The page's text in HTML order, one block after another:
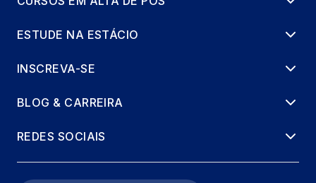
ESTUDE NA ESTÁCIO
INSCREVA-SE
BLOG & CARREIRA
REDES SOCIAIS